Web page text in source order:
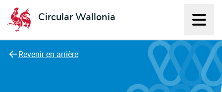
Circular Wallonia
L'économie circulaire
Revenir en arrière